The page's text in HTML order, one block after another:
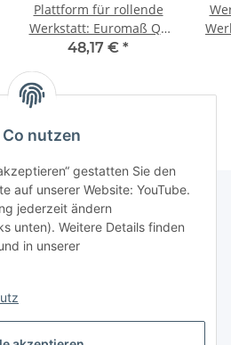
Plattform für rollende
Werkstatt: Euromaß QS
One-Platform
48,17 € *
nutzen
gestatten Sie den
auf unserer Website: YouTube.
jederzeit ändern
unten). Weitere Details finden
in unserer